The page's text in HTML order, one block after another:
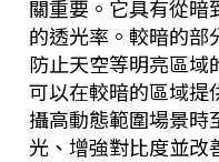
關重要。它具有從暗
的透光率。較暗的部
防止天空等明亮區域
可以在較暗的區域提
攝高動態範圍場景時
光、增強對比度並改